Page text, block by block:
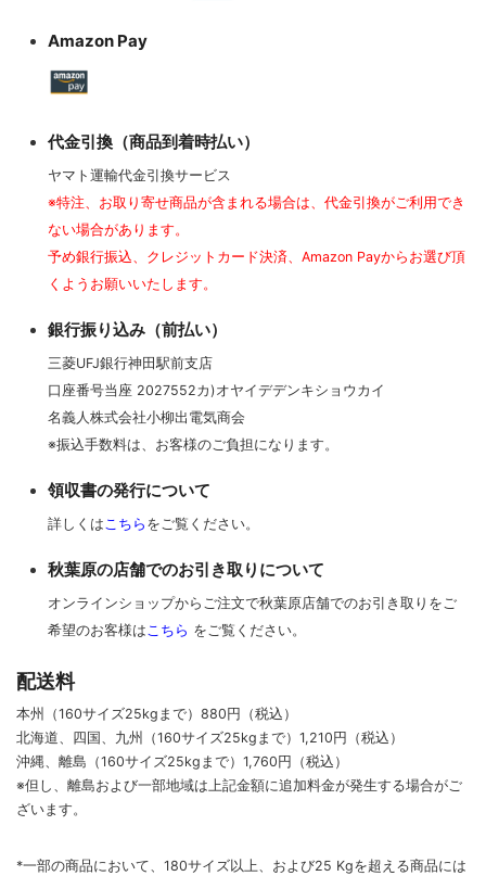
Amazon Pay
代金引換（商品到着時払い）
ヤマト運輸代金引換サービス
※特注、お取り寄せ商品が含まれる場合は、代金引換がご利用でき
ない場合があります。
予め銀行振込、クレジットカード決済、Amazon Payからお選び頂
くようお願いいたします。
銀行振り込み（前払い）
三菱UFJ銀行神田駅前支店
口座番号当座 2027552カ)オヤイデデンキショウカイ
名義人株式会社小柳出電気商会
※振込手数料は、お客様のご負担になります。
領収書の発行について
詳しくはこちら をご覧ください。
秋葉原の店舗でのお引き取りについて
オンラインショップからご注文で秋葉原店舗でのお引き取りをご
希望のお客様はこちら をご覧ください。
配送料
本州（160サイズ25kgまで）880円（税込）
北海道、四国、九州
（160サイズ25kgまで） 1,210円（税込）
沖縄、離島 （160サイズ25kgまで） 1,760円（税込）
※但し、離島および一部地域は上記金額に追加料金が発生する場合がご
ざいます。
*一部の商品において、180サイズ以上、および25 Kgを超える商品には